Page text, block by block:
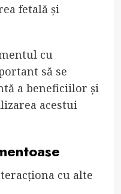
fetală și
cu
să se
a beneficiilor și
acestui
cu alte